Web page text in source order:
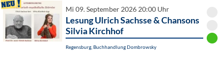
Mi 09. September 2026 20:00 Uhr
Lesung Ulrich Sachsse & Chansons
Silvia Kirchhof
Regensburg, Buchhandlung Dombrowsky